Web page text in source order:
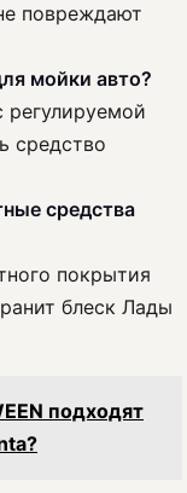
повреждают
мойки авто?
регулируемой
средство
средства
покрытия
блеск Лады
подходят